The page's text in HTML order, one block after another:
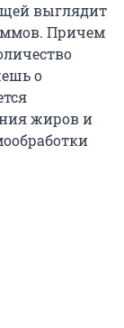
выглядит
Причем
о
жиров и